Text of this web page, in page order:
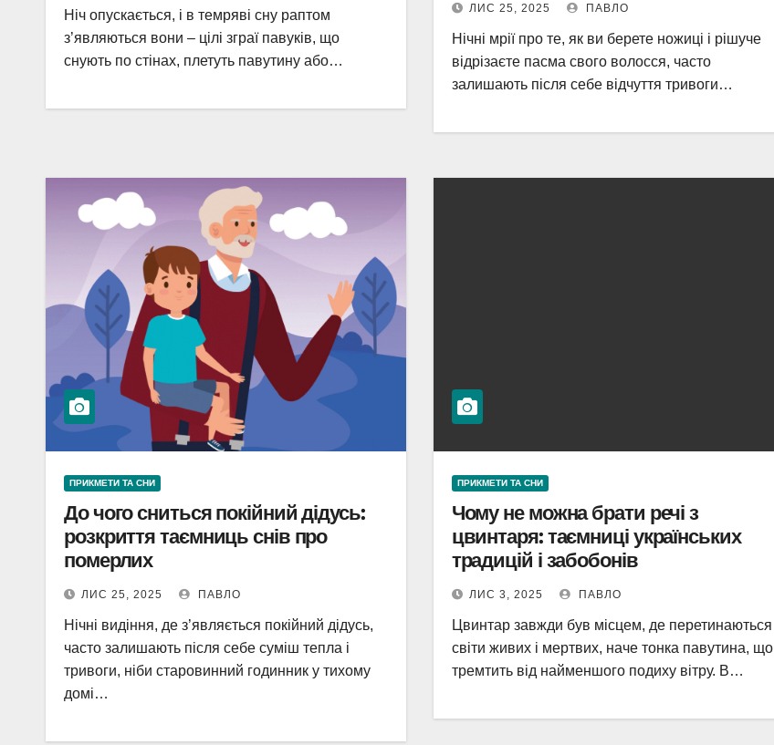
Ніч опускається, і в темряві сну раптом
з’являються вони – цілі зграї павуків, що
снують по стінах, плетуть павутину або…
ЛИС 25, 2025 ПАВЛО
Нічні мрії про те, як ви берете ножиці і рішуче
відрізаєте пасма свого волосся, часто
залишають після себе відчуття тривоги…
ПРИКМЕТИ ТА СНИ
До чого сниться покійний дідусь:
розкриття таємниць снів про
померлих
ЛИС 25, 2025 ПАВЛО
Нічні видіння, де з’являється покійний дідусь,
часто залишають після себе суміш тепла і
тривоги, ніби старовинний годинник у тихому
домі…
ПРИКМЕТИ ТА СНИ
Чому не можна брати речі з
цвинтаря: таємниці українських
традицій і забобонів
ЛИС 3, 2025 ПАВЛО
Цвинтар завжди був місцем, де перетинаються
світи живих і мертвих, наче тонка павутина, що
тремтить від найменшого подиху вітру. В…